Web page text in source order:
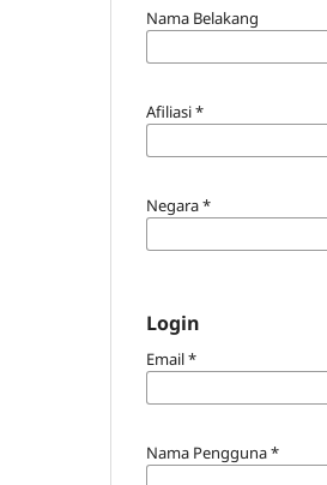
Nama Belakang
Afiliasi*
Negara*
Login
Email*
Nama Pengguna*